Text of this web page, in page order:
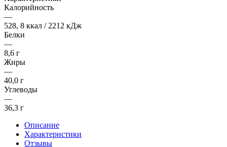
Калорийность
—
528, 8 ккал / 2212 кДж
Белки
—
8,6 г
Жиры
—
40,0 г
Углеводы
—
36,3 г
Описание
Характеристики
Отзывы